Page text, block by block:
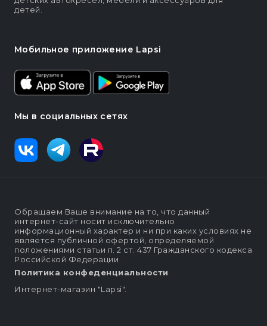
детей.
Мобильное приложение Lapsi
Мы в социальных сетях
Обращаем Ваше внимание на то, что данный
интернет-сайт носит исключительно
информационный характер и ни при каких условиях не
является публичной офертой, определяемой
положениями статьи п. 2 ст. 437 Гражданского кодекса
Российской Федерации
Политика конфеденциальности
Интернет-магазин "Lapsi".